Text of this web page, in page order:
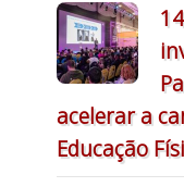
acelerar a
Educação